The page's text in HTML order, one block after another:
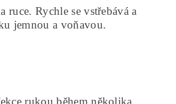
ruce. Rychle se vstřebává a
jemnou a voňavou.
rukou během několika